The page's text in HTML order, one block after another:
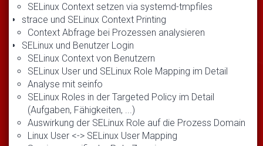
SELinux Context setzen via systemd-tmpfiles
strace und SELinux Context Printing
Context Abfrage bei Prozessen analysieren
SELinux und Benutzer Login
SELinux Context von Benutzern
SELinux User und SELinux Role Mapping im Detail
Analyse mit seinfo
SELinux Roles in der Targeted Policy im Detail
(Aufgaben, Fähigkeiten, ...)
Auswirkung der SELinux Role auf die Prozess Domain
Linux User <-> SELinux User Mapping